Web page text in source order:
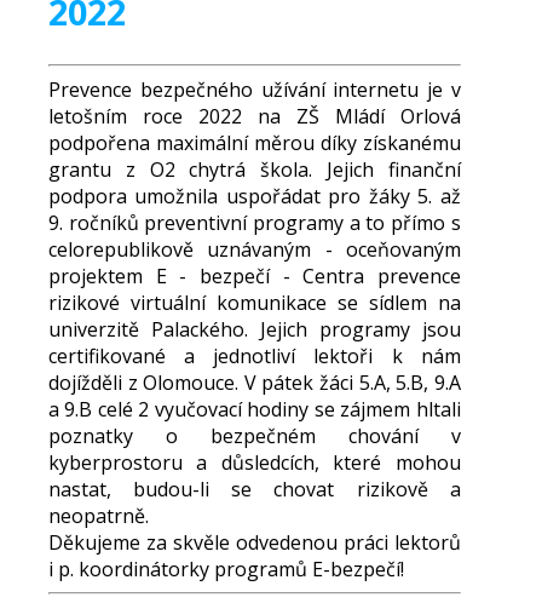
2022
Prevence bezpečného užívání internetu je v
letošním roce 2022 na ZŠ Mládí Orlová
podpořena maximální měrou díky získanému
grantu z O2 chytrá škola. Jejich finanční
podpora umožnila uspořádat pro žáky 5. až
9. ročníků preventivní programy a to přímo s
celorepublikově uznávaným - oceňovaným
projektem E - bezpečí - Centra prevence
rizikové virtuální komunikace se sídlem na
univerzitě Palackého. Jejich programy jsou
certifikované a jednotliví lektoři k nám
dojížděli z Olomouce. V pátek žáci 5.A, 5.B, 9.A
a 9.B celé 2 vyučovací hodiny se zájmem hltali
poznatky o bezpečném chování v
kyberprostoru a důsledcích, které mohou
nastat, budou-li se chovat rizikově a
neopatrně.
Děkujeme za skvěle odvedenou práci lektorů
i p. koordinátorky programů E-bezpečí!